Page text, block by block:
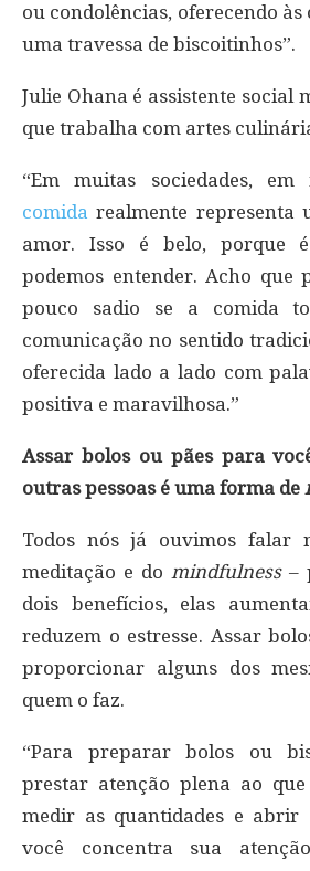
ou condolências, oferecendo
uma travessa de biscoitinhos”.
Julie Ohana é assistente social
que trabalha com artes
“Em muitas sociedades,
comida realmente representa
amor. Isso é belo, porque
podemos entender. Acho que
pouco sadio se a comida
comunicação no sentido
oferecida lado a lado com
positiva e maravilhosa.”
Assar bolos ou pães para
outras pessoas é uma forma de
Todos nós já ouvimos falar
meditação e do mindfulness–
dois benefícios, elas
reduzem o estresse. Assar
proporcionar alguns dos
quem o faz.
“Para preparar bolos ou
prestar atenção plena ao
medir as quantidades e abrir
você concentra sua